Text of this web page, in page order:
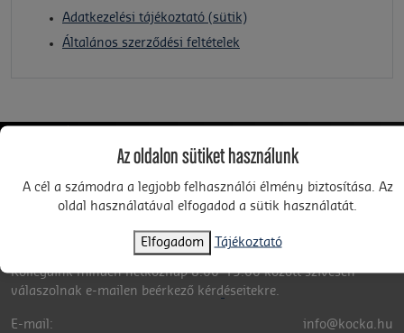
Adatkezelési tájékoztató (sütik)
Általános szerződési feltételek
Kollégáink minden hétköznap 8:00-15:00 között szívesen
válaszolnak e-mailen beérkező kérdéseitekre.
E-mail:
info@kocka.hu
Az oldalon sütiket használunk
A cél a számodra a legjobb felhasználói élmény biztosítása. Az
oldal használatával elfogadod a sütik használatát.
Elfogadom Tájékoztató